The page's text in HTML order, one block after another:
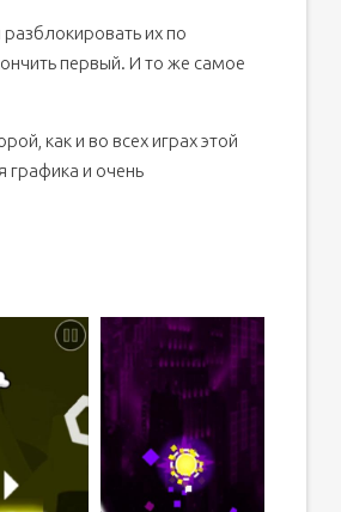
их по
первый. И то же самое
как и во всех играх этой
графика и очень